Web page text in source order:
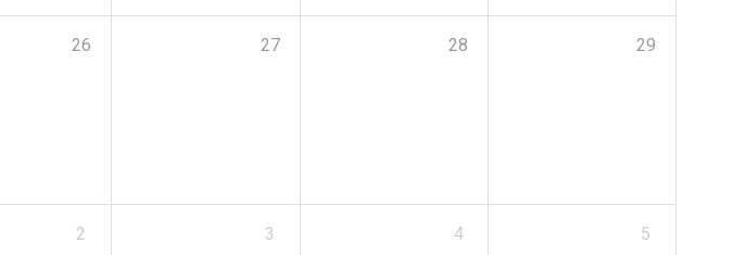
26 27 28 29
2 3 4 5